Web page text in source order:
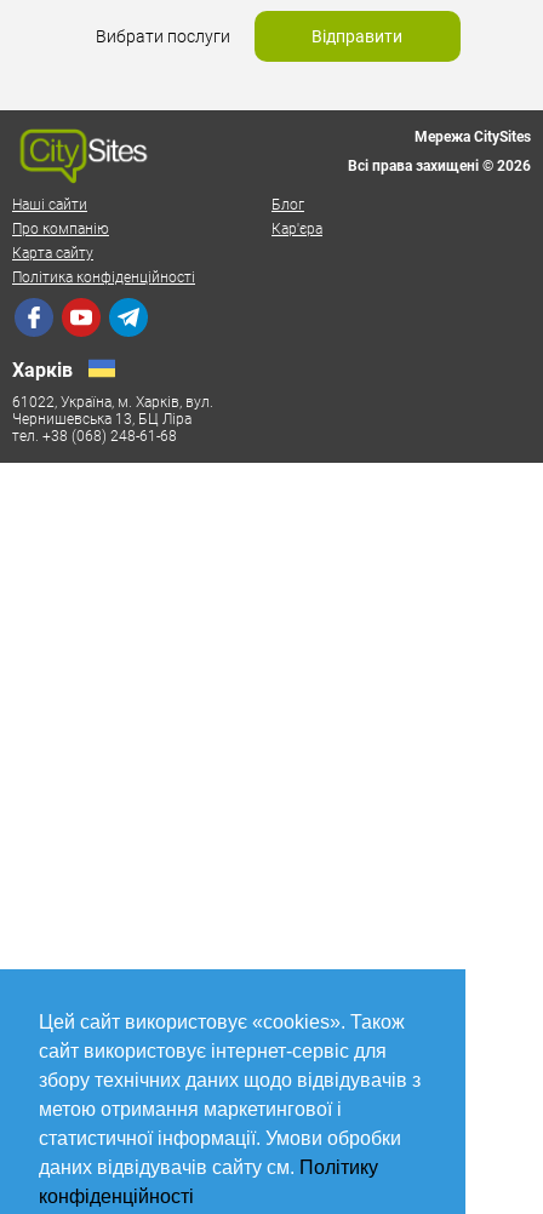
Цей сайт використовує «cookies». Також
сайт використовує інтернет-сервіс для
збору технічних даних щодо відвідувачів з
метою отримання маркетингової і
статистичної інформації. Умови обробки
даних відвідувачів сайту см. Політику
конфіденційності
Вибрати послуги Відправити
Мережа CitySites
Всі права захищені © 2026
Наші сайти
Блог
Про компанію
Кар'єра
Карта сайту
Політика конфіденційності
Харків
61022, Україна, м. Харків, вул.
Чернишевська 13, БЦ Ліра
тел. +38 (068) 248-61-68